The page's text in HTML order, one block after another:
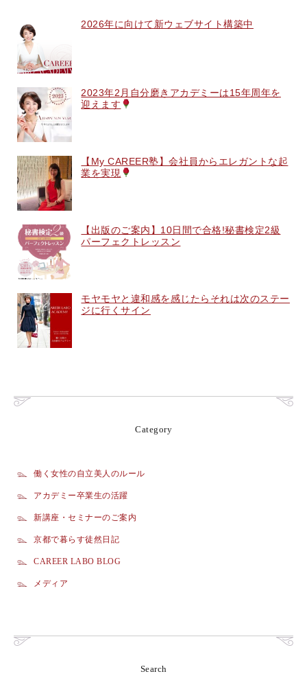
2026年に向けて新ウェブサイト構築中
2023年2月自分磨きアカデミーは15年周年を
迎えます
【My CAREER塾】会社員からエレガントな起
業を実現
【出版のご案内】10日間で合格!秘書検定2級
パーフェクトレッスン
モヤモヤと違和感を感じたらそれは次のステー
ジに行くサイン
Category
働く女性の自立美人のルール
アカデミー卒業生の活躍
新講座・セミナーのご案内
京都で暮らす徒然日記
CAREER LABO BLOG
メディア
Search